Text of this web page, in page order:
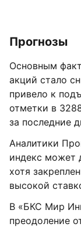
Прогнозы
Основным
акций стало
привело к
отметки в
за последние
Аналитики
индекс может
хотя
высокой
В «БКС Мир
преодоление